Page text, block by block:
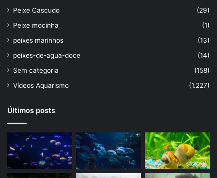
Peixe Cascudo
(29)
Peixe mocinha
(1)
peixes marinhos
(13)
peixes-de-agua-doce
(14)
Sem categoria
(158)
Vídeos Aquarismo
(1.227)
Últimos posts